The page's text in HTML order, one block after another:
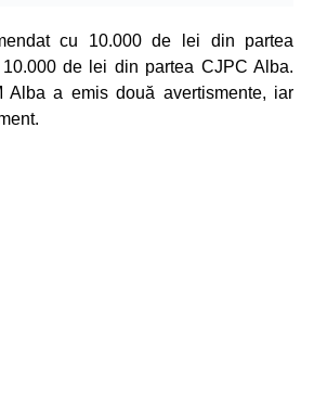
cu 10.000 de lei din partea
de lei din partea CJPC Alba.
Alba a emis două avertismente, iar